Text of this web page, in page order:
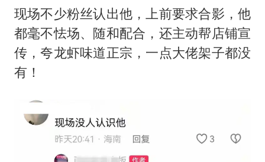
现场不少粉丝认出他，上前要求合影，他
都毫不怯场、随和配合，还主动帮店铺宣
传，夸龙虾味道正宗，一点大佬架子都没
有！